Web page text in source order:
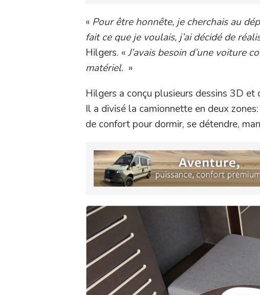
« Pour être honnête, je cherchais au
fait ce que je voulais, j’ai décidé de
Hilgers. «J’avais besoin d’une voiture
matériel. »
Hilgers a conçu plusieurs dessins 3D et
Il a divisé la camionnette en deux
de confort pour dormir, se détendre,